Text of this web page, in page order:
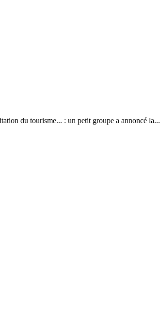
du tourisme... : un petit groupe a annoncé la...